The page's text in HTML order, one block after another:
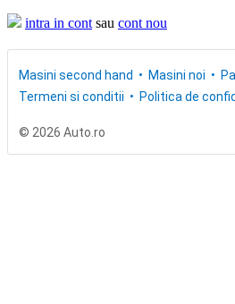
intra in cont sau cont nou
Masini second hand Masini noi
Termeni si conditii
Politica de
© 2026 Auto.ro